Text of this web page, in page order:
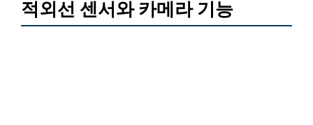
적외선 센서와 카메라 기능